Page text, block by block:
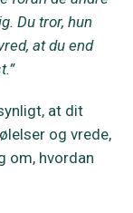
Du tror, hun
at du end
at dit
og vrede,
om, hvordan